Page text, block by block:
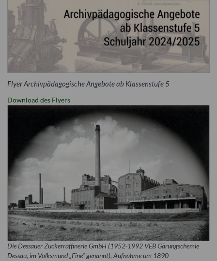
Flyer Archivpädagogische Angebote ab Klassenstufe 5
Download des Flyers
Die Dessauer Zuckerraffinerie GmbH (1952-1992 VEB Gärungschemie
Dessau, im Volksmund „Fine“ genannt), Aufnahme um 1890